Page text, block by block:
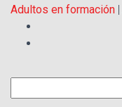
Adultos en formación |
Buscar: